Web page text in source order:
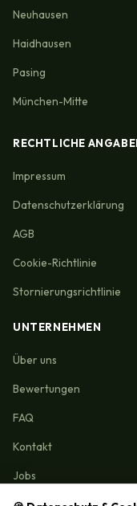
Neuhausen
Haidhausen
Pasing
München-Mitte
RECHTLICHE
Impressum
Datenschutzerklärung
AGB
Cookie-Richtlinie
Stornierungsrichtlinie
UNTERNEHMEN
Über uns
Bewertungen
FAQ
Kontakt
Jobs